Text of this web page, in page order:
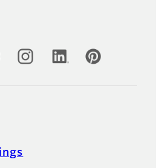
de redes sociales